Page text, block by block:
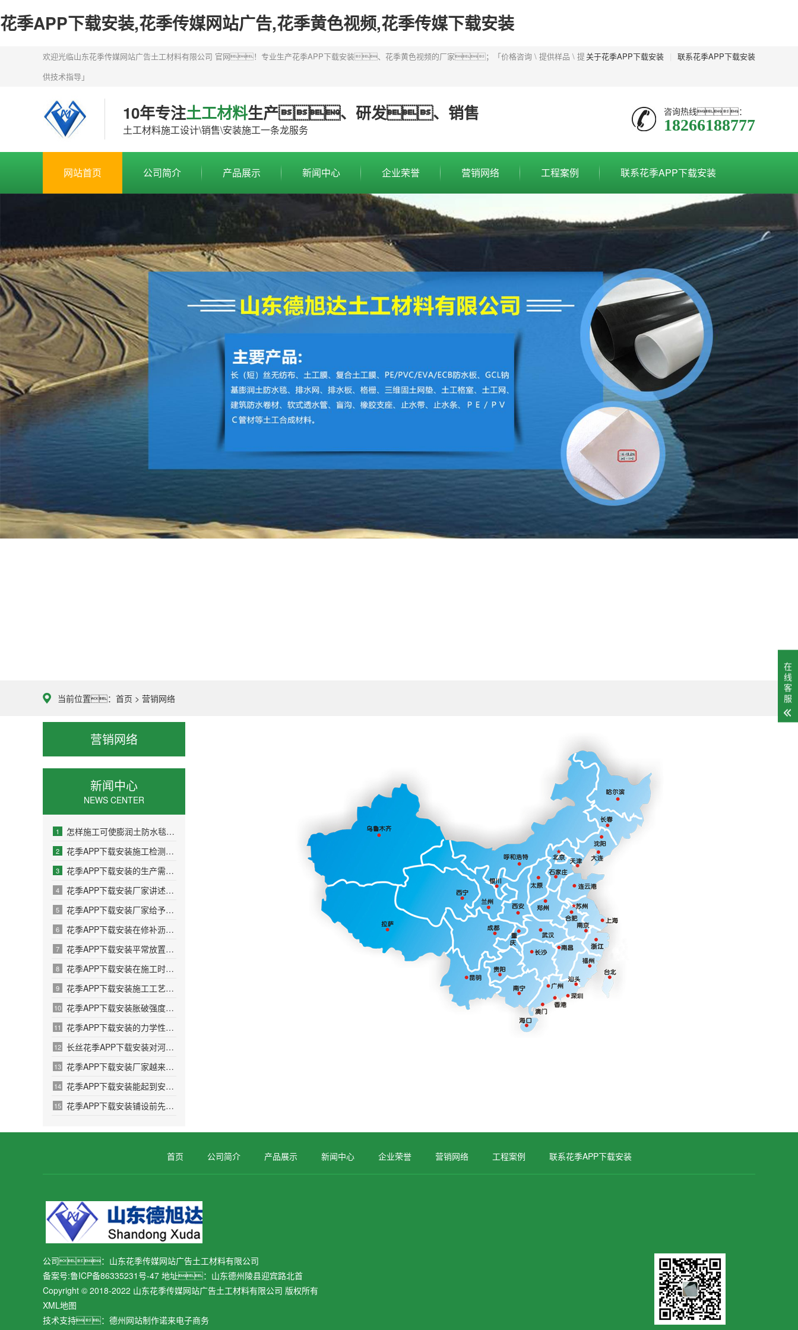
花季APP下载安装,花季传媒网站广告,花季黄色视频,花季传媒下载安装
关于花季APP下载安装 联系花季APP下载安装
欢迎光临山东花季传媒网站广告土工材料有限公司 官网！专业生产花季APP下载安装、花季黄色视频的厂家；「价格咨询 \ 提供样品 \ 提
供技术指导」
10年专注土工材料生产、研发、销售
土工材料施工设计\销售\安装施工一条龙服务
咨询热线：
18266188777
网站首页 公司简介 产品展示 新闻中心 企业荣誉 营销网络 工程案例 联系花季APP下载安装
当前位置： 首页 > 营销网络
营销网络
新闻中心
NEWS CENTER
1 怎样施工可使膨润土防水毯大发挥防水功能
2 花季APP下载安装施工检测有哪些方面？
3 花季APP下载安装的生产需要考虑哪些问题
4 花季APP下载安装厂家讲述产品如何发挥作用的
5 花季APP下载安装厂家给予施工的多项建议
6 花季APP下载安装在修补沥青路面的过程中需要注意哪些问题
7 花季APP下载安装平常放置的保密方法
8 花季APP下载安装在施工时温度对其有什么影响
9 花季APP下载安装施工工艺之应用于加筋土挡墙
10 花季APP下载安装胀破强度性能检测系统的设计
11 花季APP下载安装的力学性能理论模型问题
12 长丝花季APP下载安装对河岸颗粒的影响
13 花季APP下载安装厂家越来越多产品选择出现盲区
14 花季APP下载安装能起到安全环境保护作用
15 花季APP下载安装铺设前先洒一遍沥青的原因
首页 公司简介 产品展示 新闻中心 企业荣誉 营销网络 工程案例 联系花季APP下载安装
公司：山东花季传媒网站广告土工材料有限公司
备案号:鲁ICP备86335231号-47 地址：山东德州陵县迎宾路北首
Copyright © 2018-2022 山东花季传媒网站广告土工材料有限公司 版权所有
XML地图
技术支持： 德州网站制作诺来电子商务
在
线
客
服